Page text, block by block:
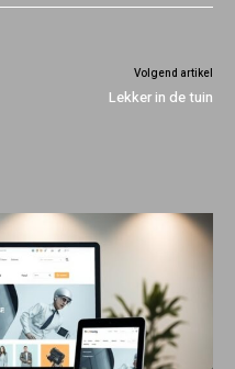
Volgend artikel
Lekker in de tuin